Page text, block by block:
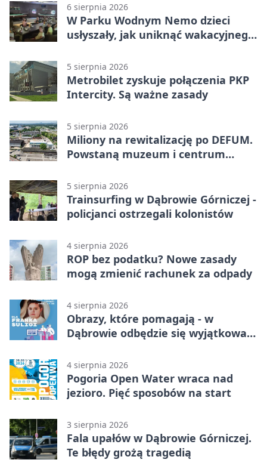
6 sierpnia 2026
W Parku Wodnym Nemo dzieci
usłyszały, jak uniknąć wakacyjnego
5 sierpnia 2026
Metrobilet zyskuje połączenia PKP
Intercity. Są ważne zasady
5 sierpnia 2026
Miliony na rewitalizację po DEFUM.
Powstaną muzeum i centrum
5 sierpnia 2026
Trainsurfing w Dąbrowie Górniczej -
policjanci ostrzegali kolonistów
4 sierpnia 2026
ROP bez podatku? Nowe zasady
mogą zmienić rachunek za odpady
4 sierpnia 2026
Obrazy, które pomagają - w
Dąbrowie odbędzie się wyjątkowa
4 sierpnia 2026
Pogoria Open Water wraca nad
jezioro. Pięć sposobów na start
3 sierpnia 2026
Fala upałów w Dąbrowie Górniczej.
Te błędy grożą tragedią